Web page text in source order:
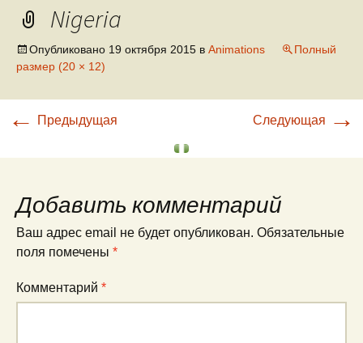
Nigeria
Опубликовано 19 октября 2015 в Animations
Полный
размер (20 × 12)
← Предыдущая Следующая →
Добавить комментарий
Ваш адрес email не будет опубликован. Обязательные
поля помечены *
Комментарий *